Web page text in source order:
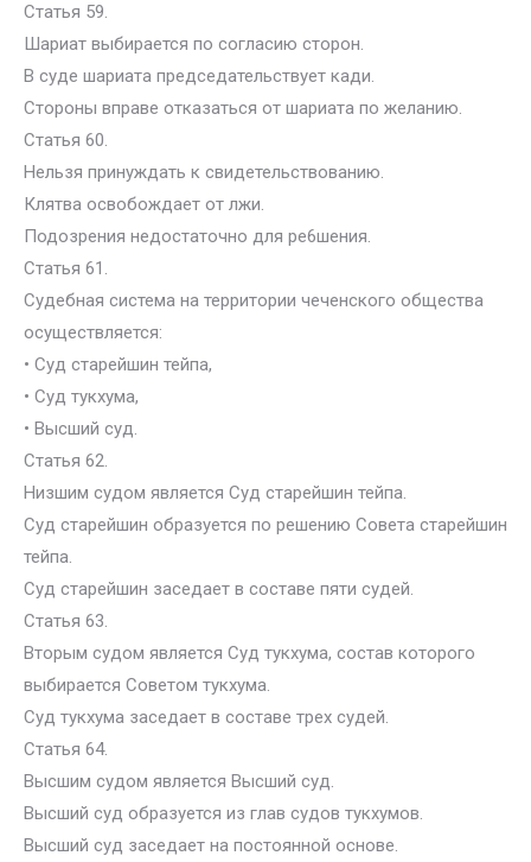
Статья 59.
Шариат выбирается по согласию сторон.
В суде шариата председательствует кади.
Стороны вправе отказаться от шариата по желанию.
Статья 60.
Нельзя принуждать к свидетельствованию.
Клятва освобождает от лжи.
Подозрения недостаточно для ре6шения.
Статья 61.
Судебная система на территории чеченского общества
осуществляется:
• Суд старейшин тейпа,
• Суд тукхума,
• Высший суд.
Статья 62.
Низшим судом является Суд старейшин тейпа.
Суд старейшин образуется по решению Совета старейшин
тейпа.
Суд старейшин заседает в составе пяти судей.
Статья 63.
Вторым судом является Суд тукхума, состав которого
выбирается Советом тукхума.
Суд тукхума заседает в составе трех судей.
Статья 64.
Высшим судом является Высший суд.
Высший суд образуется из глав судов тукхумов.
Высший суд заседает на постоянной основе.